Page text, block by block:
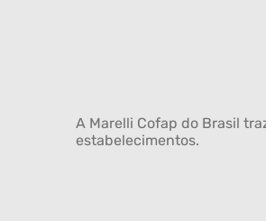
A Marelli Cofap do Brasil
estabelecimentos.